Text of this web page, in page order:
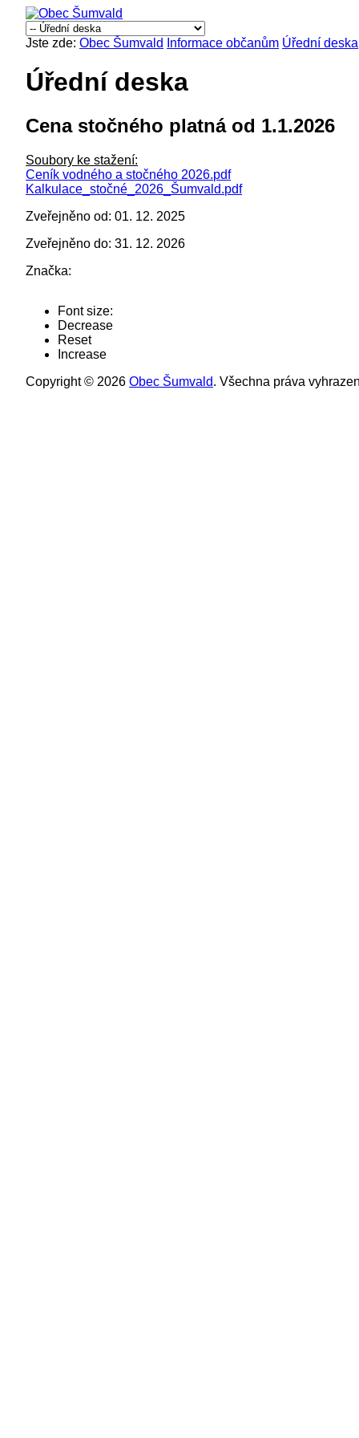
Jste zde:Obec Šumvald Informace občanům Úřední deska
Úřední deska
Cena stočného platná od 1.1.2026
Soubory ke stažení:
Ceník vodného a stočného 2026.pdf
Kalkulace_stočné_2026_Šumvald.pdf
Zveřejněno od: 01. 12. 2025
Zveřejněno do: 31. 12. 2026
Značka:
Font size:
Decrease
Reset
Increase
Copyright © 2026Obec Šumvald. Všechna práva